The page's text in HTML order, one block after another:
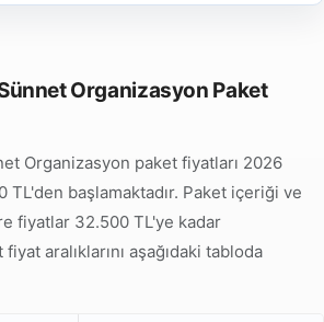
Organizasyon Paket
Organizasyon paket fiyatları 2026
TL'den başlamaktadır. Paket içeriği ve
fiyatlar 32.500 TL'ye kadar
aralıklarını aşağıdaki tabloda